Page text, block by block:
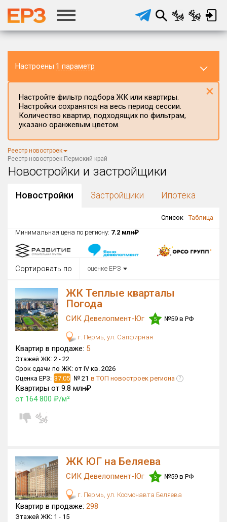
Настроены 1 параметр
Пермский край
Район в регионе
Все
Район в городе
Цена
от до
Общая площадь, м²
от
Срок сдачи
от Сдан в 2015 до IV кв. 2027
Вид объекта
ДАП
Только новые
Оценка ЕРЗ ЖК
от
Настройте фильтр подбора ЖК или квартиры.
Настройки сохранятся на весь период сессии.
Количество квартир, подходящих по фильтрам,
указано оранжевым цветом.
×
Реестр новостроек
Реестр новостроек Пермский край
Новостройки и застройщики
Новостройки Застройщики Ипотека
Список
Таблица
Минимальная цена по региону: 7.2 млн₽
Сортировать по оценке ЕРЗ
ЖК Теплые кварталы
Погода
СИК Девелопмент-Юг 5 №59 в РФ
г. Пермь, ул. Сапфирная
Квартир в продаже: 5
Этажей ЖК: 2 - 22
Срок сдачи по ЖК: от IV кв. 2026
Оценка ЕРЗ: 37.05 № 21 в ТОП новостроек региона ?
Квартиры от 9.8 млн₽
от 164 800 ₽/м²
ЖК ЮГ на Беляева
СИК Девелопмент-Юг 5 №59 в РФ
г. Пермь, ул. Космонавта Беляева
Квартир в продаже: 298
Этажей ЖК: 1 - 15